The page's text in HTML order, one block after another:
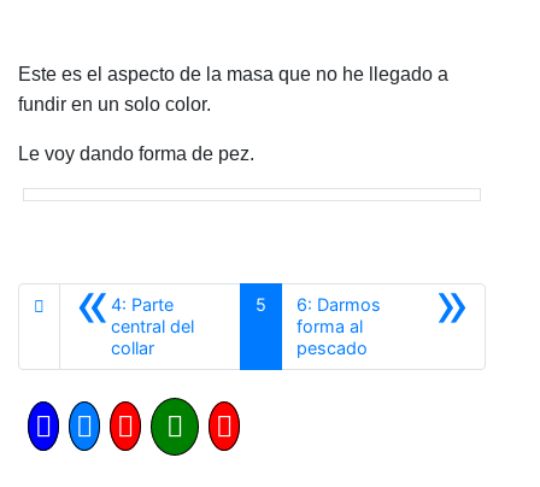
Este es el aspecto de la masa que no he llegado a
fundir en un solo color.
Le voy dando forma de pez.
«4: Parte
central del
collarAnterior
5 »
6: Darmos
forma al
pescado